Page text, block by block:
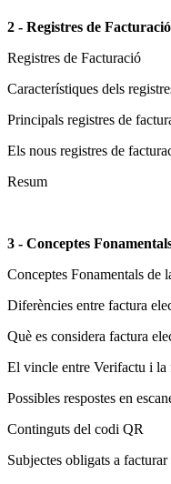
2 - Registres de Facturació
Registres de Facturació
Característiques dels
Principals registres de
Els nous registres de
Resum
3 - Conceptes
Conceptes Fonamentals de
Diferències entre factura
Què es considera factura
El vincle entre Verifactu i la
Possibles respostes en
Continguts del codi QR
Subjectes obligats a